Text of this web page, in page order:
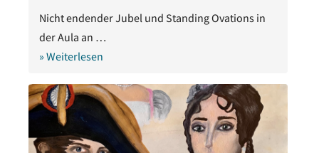
2022
Nicht endender Jubel und Standing Ovations in
der Aula an …
» Weiterlesen